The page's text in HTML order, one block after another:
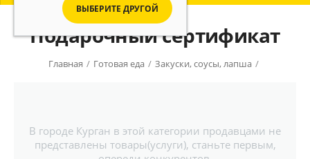
ВЫБЕРИТЕ ДРУГОЙ
Подарочный сертификат
Главная / Готовая еда / Закуски, соусы, лапша /
В городе Курган в этой категории продавцами не
представлены товары(услуги), станьте первым,